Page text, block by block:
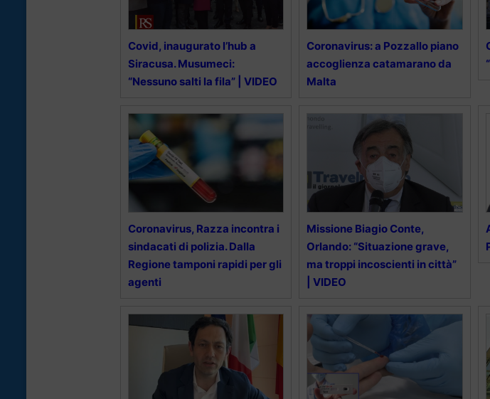
Covid, inaugurato l’hub a
Siracusa. Musumeci:
“Nessuno salti la fila” | VIDEO
Coronavirus: a Pozzallo piano
accoglienza catamarano da
Malta
Coronavirus, Razza incontra i
sindacati di polizia. Dalla
Regione tamponi rapidi per gli
agenti
Missione Biagio Conte,
Orlando: “Situazione grave,
ma troppi incoscienti in città”
| VIDEO